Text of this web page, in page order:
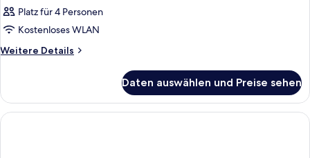
Platz für 4 Personen
Kostenloses WLAN
Weitere Details
Weitere
Daten auswählen und Preise sehen